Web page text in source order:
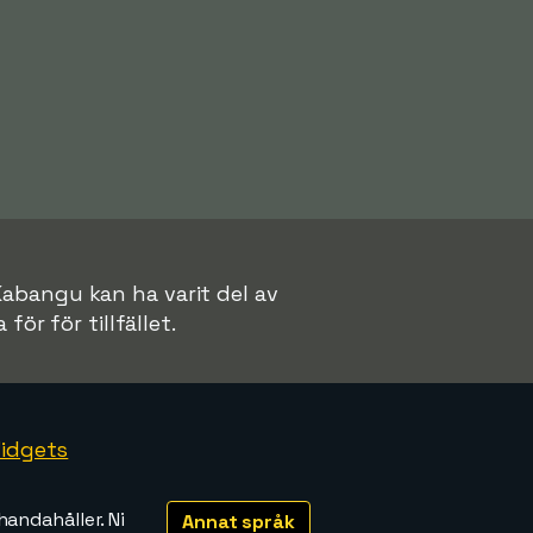
kan ha varit del av
för för tillfället.
Annat språk
Ni